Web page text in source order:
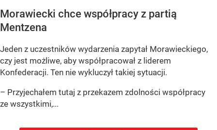
Morawiecki chce współpracy z partią
Mentzena
Jeden z uczestników wydarzenia zapytał Morawieckiego,
czy jest możliwe, aby współpracował z liderem
Konfederacji. Ten nie wykluczył takiej sytuacji.
– Przyjechałem tutaj z przekazem zdolności współpracy
ze wszystkimi,...